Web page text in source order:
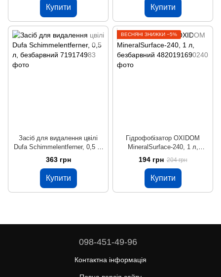
Купити Купити
Засіб для видалення цвілі
Dufa Schimmelentferner, 0,5 л,
безбарвний
363 грн
Купити
ВЕСНЯНІ ЗНИЖКИ −5%
Гідрофобізатор OXIDOM
MineralSurface-240, 1 л,
безбарвний
194 грн 204 грн
Купити
098-451-49-96
Контактна інформація